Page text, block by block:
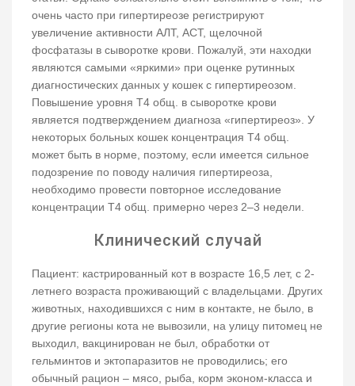
очень часто при гипертиреозе регистрируют
увеличение активности АЛТ, АСТ, щелочной
фосфатазы в сыворотке крови. Пожалуй, эти находки
являются самыми «яркими» при оценке рутинных
диагностических данных у кошек с гипертиреозом.
Повышение уровня Т4 общ. в сыворотке крови
является подтверждением диагноза «гипертиреоз». У
некоторых больных кошек концентрация Т4 общ.
может быть в норме, поэтому, если имеется сильное
подозрение по поводу наличия гипертиреоза,
необходимо провести повторное исследование
концентрации Т4 общ. примерно через 2–3 недели.
Клинический случай
Пациент: кастрированный кот в возрасте 16,5 лет, с 2-
летнего возраста проживающий с владельцами. Других
животных, находившихся с ним в контакте, не было, в
другие регионы кота не вывозили, на улицу питомец не
выходил, вакцинирован не был, обработки от
гельминтов и эктопаразитов не проводились; его
обычный рацион – мясо, рыба, корм эконом-класса и